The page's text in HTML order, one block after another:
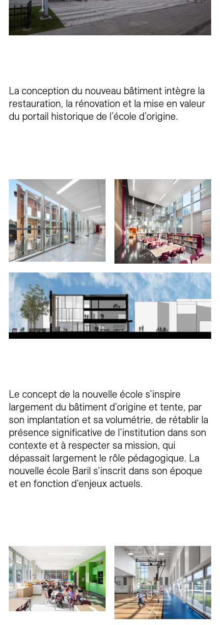
La conception du nouveau bâtiment intègre la
restauration, la rénovation et la mise en valeur
du portail historique de l’école d’origine.
Le concept de la nouvelle école s’inspire
largement du bâtiment d’origine et tente, par
son implantation et sa volumétrie, de rétablir la
présence significative de l’institution dans son
contexte et à respecter sa mission, qui
dépassait largement le rôle pédagogique. La
nouvelle école Baril s’inscrit dans son époque
et en fonction d’enjeux actuels.